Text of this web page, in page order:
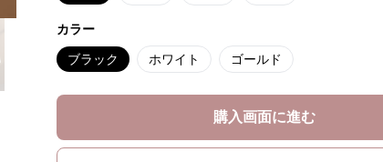
カラー
ブラック ホワイト ゴールド
購入画面に進む